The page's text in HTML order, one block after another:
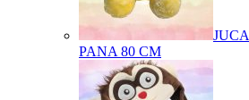
PANA 80 CM